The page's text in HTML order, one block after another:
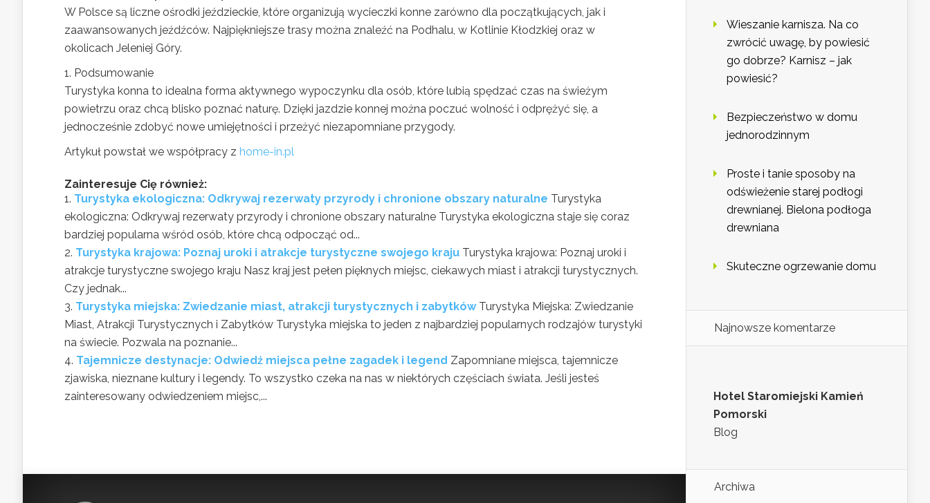
W Polsce są liczne ośrodki jeździeckie, które organizują wycieczki konne zarówno dla początkujących, jak i
zaawansowanych jeźdźców. Najpiękniejsze trasy można znaleźć na Podhalu, w Kotlinie Kłodzkiej oraz w
okolicach Jeleniej Góry.
1. Podsumowanie
Turystyka konna to idealna forma aktywnego wypoczynku dla osób, które lubią spędzać czas na świeżym
powietrzu oraz chcą blisko poznać naturę. Dzięki jazdzie konnej można poczuć wolność i odprężyć się, a
jednocześnie zdobyć nowe umiejętności i przeżyć niezapomniane przygody.
Artykuł powstał we współpracy z home-in.pl
Zainteresuje Cię również:
Turystyka ekologiczna: Odkrywaj rezerwaty przyrody i chronione obszary naturalne Turystyka
ekologiczna: Odkrywaj rezerwaty przyrody i chronione obszary naturalne Turystyka ekologiczna staje się coraz
bardziej popularna wśród osób, które chcą odpocząć od...
Turystyka krajowa: Poznaj uroki i atrakcje turystyczne swojego kraju Turystyka krajowa: Poznaj uroki i
atrakcje turystyczne swojego kraju Nasz kraj jest pełen pięknych miejsc, ciekawych miast i atrakcji turystycznych.
Czy jednak...
Turystyka miejska: Zwiedzanie miast, atrakcji turystycznych i zabytków Turystyka Miejska: Zwiedzanie
Miast, Atrakcji Turystycznych i Zabytków Turystyka miejska to jeden z najbardziej popularnych rodzajów turystyki
na świecie. Pozwala na poznanie...
Tajemnicze destynacje: Odwiedź miejsca pełne zagadek i legend Zapomniane miejsca, tajemnicze
zjawiska, nieznane kultury i legendy. To wszystko czeka na nas w niektórych częściach świata. Jeśli jesteś
zainteresowany odwiedzeniem miejsc,...
Wieszanie karnisza. Na co
zwrócić uwagę, by powiesić
go dobrze? Karnisz – jak
powiesić?
Bezpieczeństwo w domu
jednorodzinnym
Proste i tanie sposoby na
odświeżenie starej podłogi
drewnianej. Bielona podłoga
drewniana
Skuteczne ogrzewanie domu
Najnowsze komentarze
Hotel Staromiejski Kamień
Pomorski
Blog
Archiwa